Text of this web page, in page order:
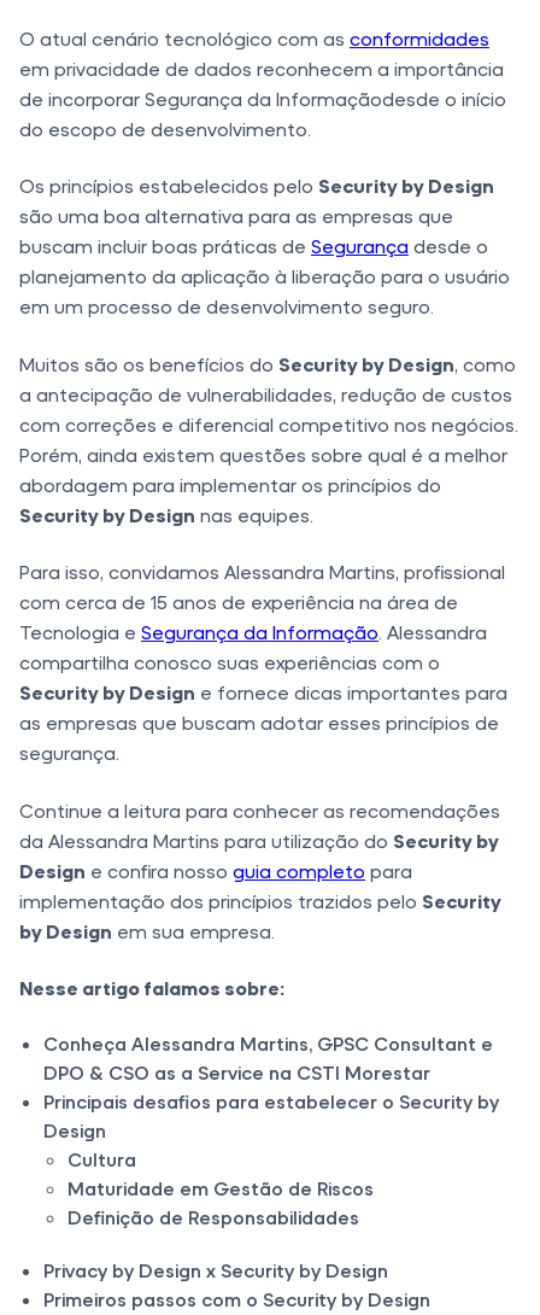
O atual cenário tecnológico com as conformidades
em privacidade de dados reconhecem a importância
de incorporar Segurança da Informaçãodesde o início
do escopo de desenvolvimento.
Os princípios estabelecidos pelo Security by Design
são uma boa alternativa para as empresas que
buscam incluir boas práticas de Segurança desde o
planejamento da aplicação à liberação para o usuário
em um processo de desenvolvimento seguro.
Muitos são os benefícios do Security by Design , como
a antecipação de vulnerabilidades, redução de custos
com correções e diferencial competitivo nos negócios.
Porém, ainda existem questões sobre qual é a melhor
abordagem para implementar os princípios do
Security by Design nas equipes.
Para isso, convidamos Alessandra Martins, profissional
com cerca de 15 anos de experiência na área de
Tecnologia e Segurança da Informação. Alessandra
compartilha conosco suas experiências com o
Security by Design e fornece dicas importantes para
as empresas que buscam adotar esses princípios de
segurança.
Continue a leitura para conhecer as recomendações
da Alessandra Martins para utilização do Security by
Design e confira nosso guia completo para
implementação dos princípios trazidos pelo Security
by Design em sua empresa.
Nesse artigo falamos sobre:
Conheça Alessandra Martins, GPSC Consultant e
DPO & CSO as a Service na CSTI Morestar
Principais desafios para estabelecer o Security by
Design
Cultura
Maturidade em Gestão de Riscos
Definição de Responsabilidades
Privacy by Design x Security by Design
Primeiros passos com o Security by Design